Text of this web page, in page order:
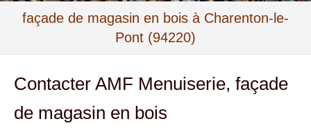
façade de magasin en bois à Charenton-le-
Pont (94220)
Contacter AMF Menuiserie, façade
de magasin en bois